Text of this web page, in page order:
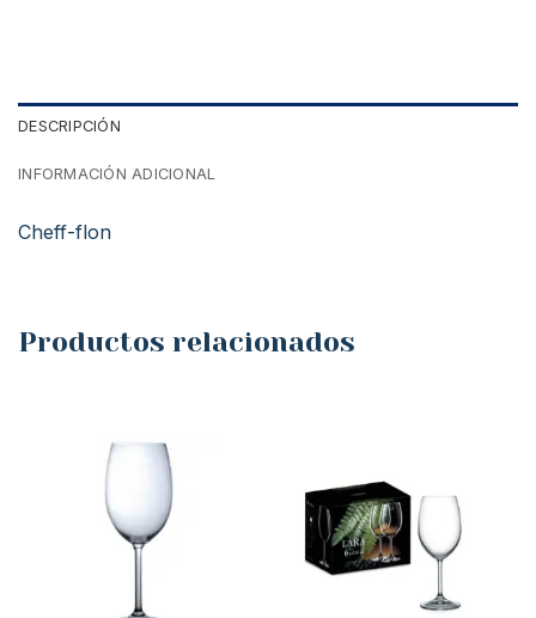
DESCRIPCIÓN
INFORMACIÓN ADICIONAL
Cheff-flon
Productos relacionados